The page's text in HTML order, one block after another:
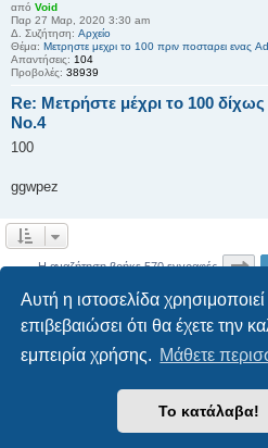
Αυτή η ιστοσελίδα
επιβεβαιώσει ότι θα έχετε την
εμπειρία χρήσης. Μάθετε
Το κατάλαβα!
από Void
Παρ 27 Μαρ, 2020 3:30 am
Δ. Συζήτηση: Αρχείο
Θέμα: Μετρηστε μεχρι το 100 πριν ποσταρει ενας
Απαντήσεις: 104
Προβολές: 38939
Re: Μετρήστε μέχρι το 100
Νο.4
100
ggwpez
Η αναζήτηση βρήκε 570 εγγραφές
Ευρετήριο Δ. Συζήτησης
Δημιουργήθηκε απόphpBB® Forum